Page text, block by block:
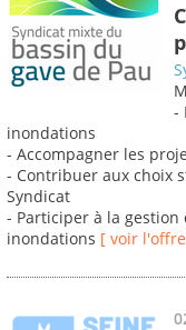
-
inondations
- Accompagner les
- Contribuer aux choix
Syndicat
- Participer à la
inondations [ voir